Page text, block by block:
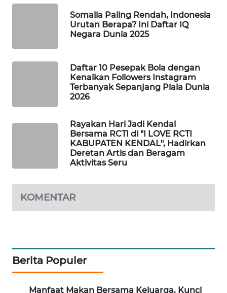
Somalia Paling Rendah, Indonesia
Urutan Berapa? Ini Daftar IQ
Negara Dunia 2025
Daftar 10 Pesepak Bola dengan
Kenaikan Followers Instagram
Terbanyak Sepanjang Piala Dunia
2026
Rayakan Hari Jadi Kendal
Bersama RCTI di "I LOVE RCTI
KABUPATEN KENDAL", Hadirkan
Deretan Artis dan Beragam
Aktivitas Seru
KOMENTAR
Berita Populer
Manfaat Makan Bersama Keluarga, Kunci
WAHANA
WISATA
MASYARAKAT
KELISTRIKAN
ID
ID